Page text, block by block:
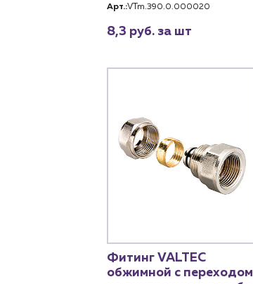
Арт.:VTm.390.0.000020
8,3 руб. за шт
Фитинг VALTEC
обжимной с переходом